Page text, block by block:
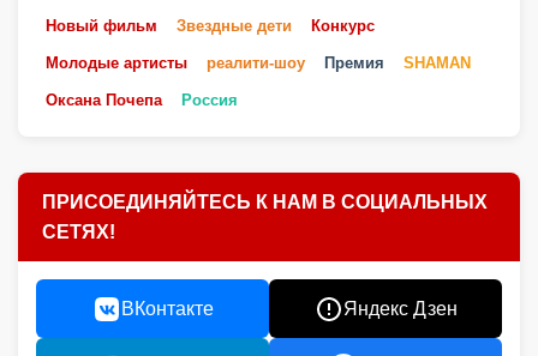
Новый фильм Звездные дети Конкурс
Молодые артисты реалити-шоу Премия SHAMAN
Оксана Почепа Россия
ПРИСОЕДИНЯЙТЕСЬ К НАМ В СОЦИАЛЬНЫХ
СЕТЯХ!
ВКонтакте Яндекс Дзен